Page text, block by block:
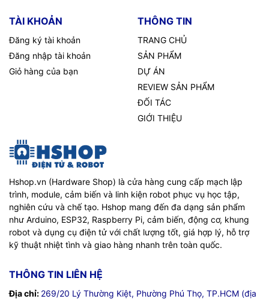
TÀI KHOẢN
Đăng ký tài khoản
Đăng nhập tài khoản
Giỏ hàng của bạn
THÔNG TIN
TRANG CHỦ
SẢN PHẨM
DỰ ÁN
REVIEW SẢN PHẨM
ĐỐI TÁC
GIỚI THIỆU
Hshop.vn (Hardware Shop) là cửa hàng cung cấp mạch lập
trình, module, cảm biến và linh kiện robot phục vụ học tập,
nghiên cứu và chế tạo. Hshop mang đến đa dạng sản phẩm
như Arduino, ESP32, Raspberry Pi, cảm biến, động cơ, khung
robot và dụng cụ điện tử với chất lượng tốt, giá hợp lý, hỗ trợ
kỹ thuật nhiệt tình và giao hàng nhanh trên toàn quốc.
THÔNG TIN LIÊN HỆ
Địa chỉ: 269/20 Lý Thường Kiệt, Phường Phú Thọ, TP.HCM (địa